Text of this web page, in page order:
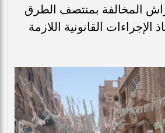
المخالفة بمنتصف الطرق
الإجراءات القانونية اللازمة